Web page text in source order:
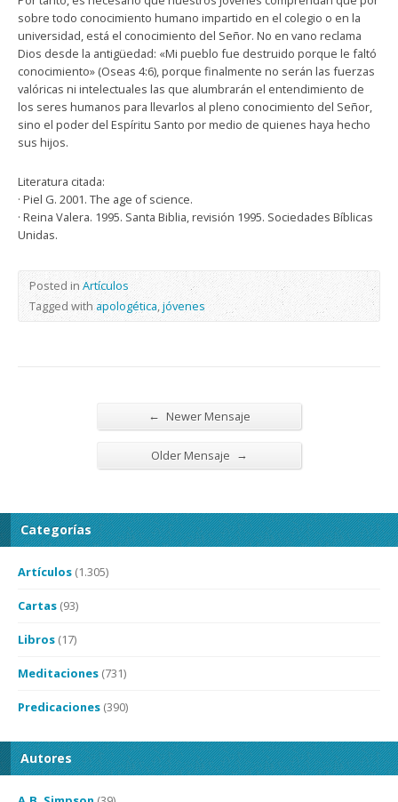
sobre todo conocimiento humano impartido en el colegio o en la
universidad, está el conocimiento del Señor. No en vano reclama
Dios desde la antigüedad: «Mi pueblo fue destruido porque le faltó
conocimiento» (Oseas 4:6), porque finalmente no serán las fuerzas
valóricas ni intelectuales las que alumbrarán el entendimiento de
los seres humanos para llevarlos al pleno conocimiento del Señor,
sino el poder del Espíritu Santo por medio de quienes haya hecho
sus hijos.
Literatura citada:
· Piel G. 2001. The age of science.
· Reina Valera. 1995. Santa Biblia, revisión 1995. Sociedades Bíblicas
Unidas.
Posted in Artículos
Tagged withapologética,jóvenes
← Newer Mensaje
Older Mensaje →
Categorías
Artículos (1.305)
Cartas (93)
Libros (17)
Meditaciones (731)
Predicaciones (390)
Autores